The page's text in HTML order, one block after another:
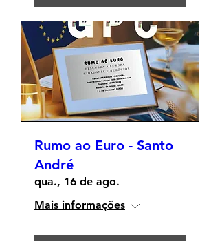
Rumo ao Euro - Santo
André
qua., 16 de ago.
Mais informações